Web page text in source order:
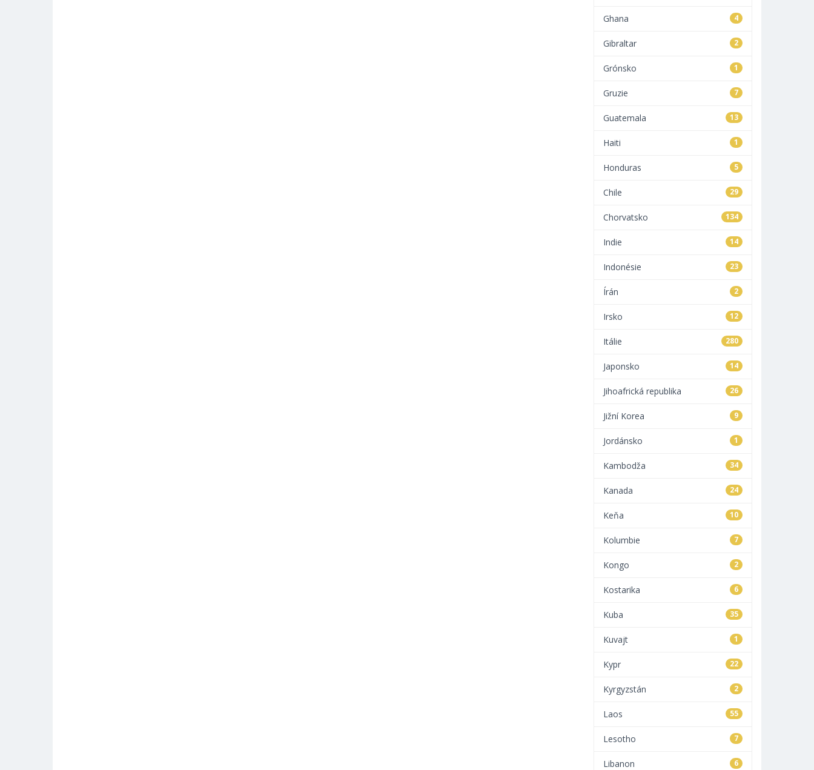
4
Ghana
2
Gibraltar
1
Grónsko
7
Gruzie
13
Guatemala
1
Haiti
5
Honduras
29
Chile
134
Chorvatsko
14
Indie
23
Indonésie
2
Írán
12
Irsko
280
Itálie
14
Japonsko
26
Jihoafrická republika
9
Jižní Korea
1
Jordánsko
34
Kambodža
24
Kanada
10
Keňa
7
Kolumbie
2
Kongo
6
Kostarika
35
Kuba
1
Kuvajt
22
Kypr
2
Kyrgyzstán
55
Laos
7
Lesotho
6
Libanon